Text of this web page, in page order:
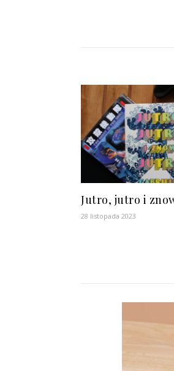
Jutro, jutro i
28 listopada 2023